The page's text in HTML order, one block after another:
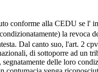
conforme alla CEDU se l'
la revoca
Dal canto suo, l'art. 2
di sottoporre ad un
delle loro